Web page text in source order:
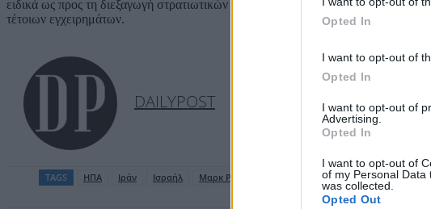
Opted In
I want to opt-out of
Opted In
I want to opt-out of
Advertising.
Opted In
I want to opt-out of
of my Personal Data
was collected.
Opted Out
ειδικά ως προς τη διεξαγωγή στρατιωτικών επιχειρήσεων, αλλά η
τέτοιων εγχειρημάτων.
DAILYPOST
TAGS ΗΠΑ Ιράν Ισραήλ Μαρκ Ρούμπιο